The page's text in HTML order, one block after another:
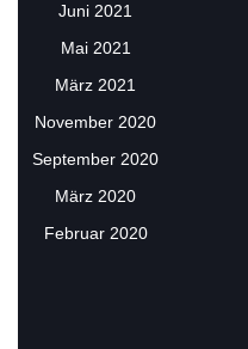
Juni 2021
Mai 2021
März 2021
November 2020
September 2020
März 2020
Februar 2020